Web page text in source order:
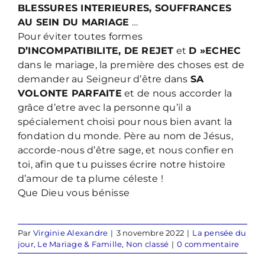
BLESSURES INTERIEURES, SOUFFRANCES
AU SEIN DU MARIAGE …
Pour éviter toutes formes
D’INCOMPATIBILITE, DE REJET et D »ECHEC
dans le mariage, la première des choses est de
demander au Seigneur d’être dans SA
VOLONTE PARFAITE et de nous accorder la
grâce d’etre avec la personne qu’il a
spécialement choisi pour nous bien avant la
fondation du monde. Père au nom de Jésus,
accorde-nous d’être sage, et nous confier en
toi, afin que tu puisses écrire notre histoire
d’amour de ta plume céleste !
Que Dieu vous bénisse
Par Virginie Alexandre | 3 novembre 2022 | La pensée du
jour, Le Mariage & Famille, Non classé | 0 commentaire